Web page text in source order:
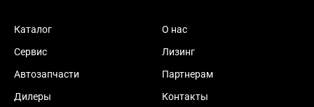
Каталог
Сервис
Автозапчасти
Дилеры
О нас
Лизинг
Партнерам
Контакты